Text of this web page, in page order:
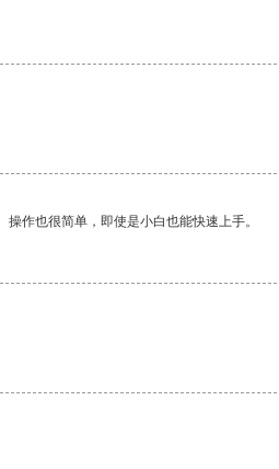
作也很简单，即使是小白也能快速上手。